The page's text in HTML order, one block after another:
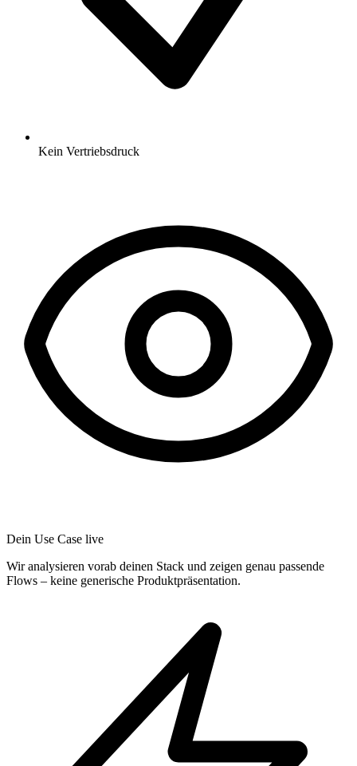
Kein Vertriebsdruck
Dein Use Case live
Wir analysieren vorab deinen Stack und zeigen genau passende
Flows – keine generische Produktpräsentation.